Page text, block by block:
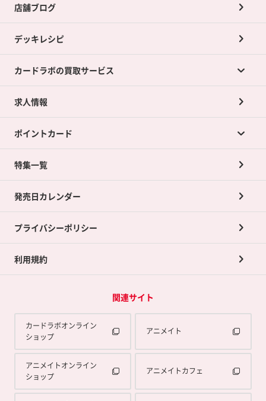
店舗ブログ
デッキレシピ
カードラボの買取サービス
カードラボの買取サービスTOP
店舗買取について
ネット買取について
買取承諾書について
求人情報
ポイントカード
ポイントカードTOP
ポイント交換景品
特集一覧
発売日カレンダー
プライバシーポリシー
利用規約
関連サイト
カードラボオンライン
ショップ
アニメイト
アニメイトオンライン
ショップ
アニメイトカフェ